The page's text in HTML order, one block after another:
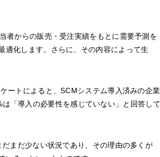
者からの販売・受注実績をもとに需要予測を
適化します。さらに、その内容によって生
ートによると、SCMシステム導入済みの企業
「導入の必要性を感じていない」と回答して
まだ少ない状況であり、その理由の多くが